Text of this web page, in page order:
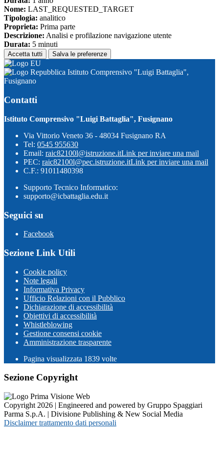
Nome: LAST_REQUESTED_TARGET
Tipologia: analitico
Proprieta: Prima parte
Descrizione: Analisi e profilazione navigazione utente
Durata: 5 minuti
Accetta tutti Salva le preferenze
Istituto Comprensivo "Luigi Battaglia",
Fusignano
Contatti
Istituto Comprensivo "Luigi Battaglia", Fusignano
Via Vittorio Veneto 36 - 48034 Fusignano RA
Tel: 0545 955630
Email: raic82100l@istruzione.itLink per inviare una mail
PEC: raic82100l@pec.istruzione.itLink per inviare una mail
C.F.: 91011480398
Supporto Tecnico Informatico:
supporto@icbattaglia.edu.it
Seguici su
Facebook
Sezione Link Utili
Cookie policy
Note legali
Informativa Privacy
Ufficio Relazioni con il Pubblico
Dichiarazione di accessibilità
Obiettivi di accessibilità
Whistleblowing
Gestione consensi cookie
Amministrazione trasparente
Pagina visualizzata 1839 volte
Sezione Copyright
Copyright 2026 | Engineered and powered by Gruppo Spaggiari
Parma S.p.A. | Divisione Publishing & New Social Media
Disclaimer trattamento dati personali